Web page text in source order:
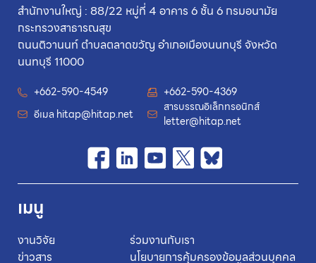
สำนักงานใหญ่ : 88/22 หมู่ที่ 4 อาคาร 6 ชั้น 6 กรมอนามัย
กระทรวงสาธารณสุข
ถนนติวานนท์ ตำบลตลาดขวัญ อำเภอเมืองนนทบุรี จังหวัด
นนทบุรี 11000
+662-590-4549
+662-590-4369
อีเมล hitap@hitap.net
สารบรรณอิเล็กทรอนิกส์
letter@hitap.net
เมนู
งานวิจัย
ข่าวสาร
ร่วมงานกับเรา
นโยบายการคุ้มครองข้อมูลส่วนบุคคล